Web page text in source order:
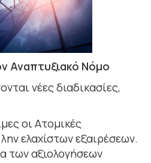
Αναπτυξιακό Νόμο
νέες διαδικασίες,
οι Ατομικές
ελαχίστων εξαιρέσεων.
των αξιολογήσεων